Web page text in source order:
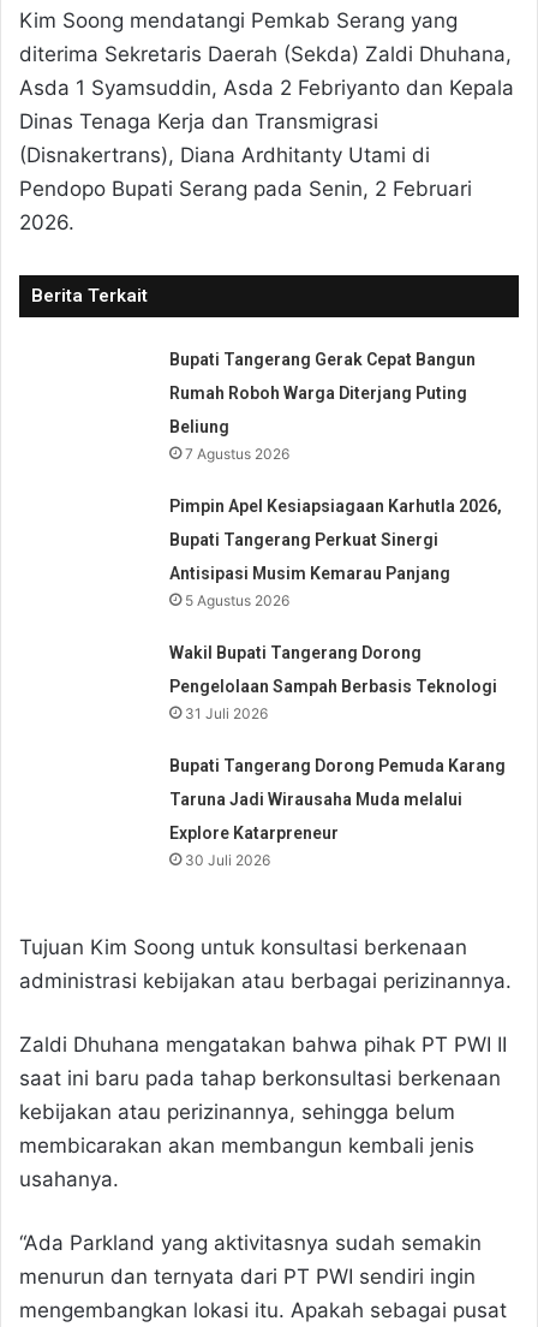
Kim Soong mendatangi Pemkab Serang yang
diterima Sekretaris Daerah (Sekda) Zaldi Dhuhana,
Asda 1 Syamsuddin, Asda 2 Febriyanto dan Kepala
Dinas Tenaga Kerja dan Transmigrasi
(Disnakertrans), Diana Ardhitanty Utami di
Pendopo Bupati Serang pada Senin, 2 Februari
2026.
Berita Terkait
Bupati Tangerang Gerak Cepat Bangun
Rumah Roboh Warga Diterjang Puting
Beliung
7 Agustus 2026
Pimpin Apel Kesiapsiagaan Karhutla 2026,
Bupati Tangerang Perkuat Sinergi
Antisipasi Musim Kemarau Panjang
5 Agustus 2026
Wakil Bupati Tangerang Dorong
Pengelolaan Sampah Berbasis Teknologi
31 Juli 2026
Bupati Tangerang Dorong Pemuda Karang
Taruna Jadi Wirausaha Muda melalui
Explore Katarpreneur
30 Juli 2026
Tujuan Kim Soong untuk konsultasi berkenaan
administrasi kebijakan atau berbagai perizinannya.
Zaldi Dhuhana mengatakan bahwa pihak PT PWI II
saat ini baru pada tahap berkonsultasi berkenaan
kebijakan atau perizinannya, sehingga belum
membicarakan akan membangun kembali jenis
usahanya.
“Ada Parkland yang aktivitasnya sudah semakin
menurun dan ternyata dari PT PWI sendiri ingin
mengembangkan lokasi itu. Apakah sebagai pusat